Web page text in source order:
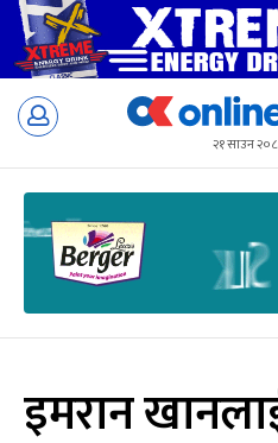
Skip
२१ साउन
इमरान